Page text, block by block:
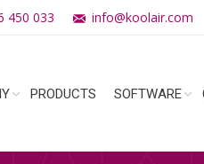
450 033 info@koolair.com
PRODUCTS SOFTWARE